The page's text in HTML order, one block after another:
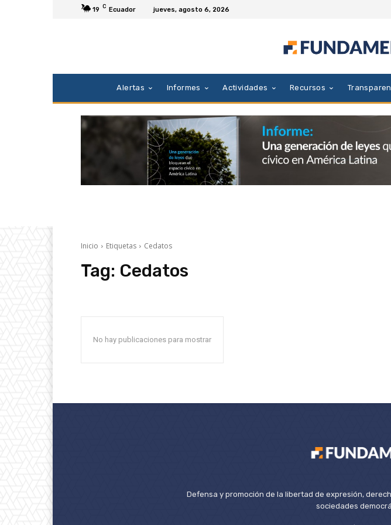
19 C Ecuador jueves, agosto 6, 2026
Alertas Informes Actividades Recursos
Inicio Etiquetas Cedatos
Tag: Cedatos
No hay publicaciones para mostrar
Defensa y promoción de la libertad de expresión,
sociedades